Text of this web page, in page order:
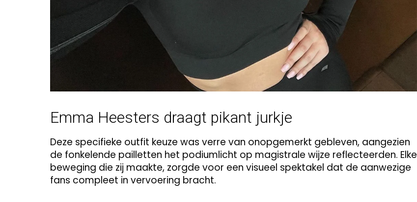
Emma Heesters draagt pikant jurkje
Deze specifieke outfit keuze was verre van onopgemerkt gebleven, aangezien
de fonkelende pailletten het podiumlicht op magistrale wijze reflecteerden. Elke
beweging die zij maakte, zorgde voor een visueel spektakel dat de aanwezige
fans compleet in vervoering bracht.